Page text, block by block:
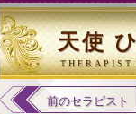
天使
前のセラピスト